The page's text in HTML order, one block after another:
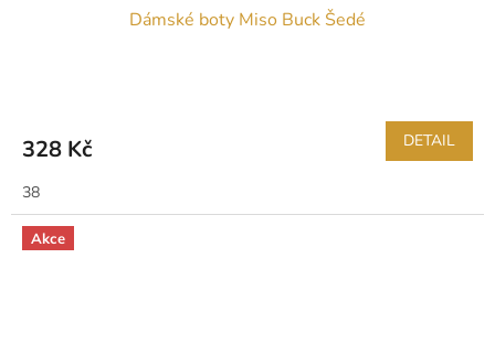
Dámské boty Miso Buck Šedé
328 Kč DETAIL
38
Akce